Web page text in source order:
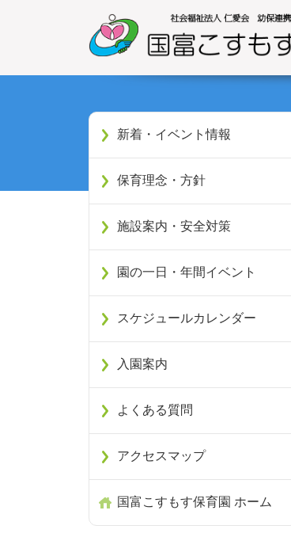
新着・イベント情報
保育理念・方針
施設案内・安全対策
園の一日・年間イベント
スケジュールカレンダー
入園案内
よくある質問
アクセスマップ
国富こすもす保育園 ホーム